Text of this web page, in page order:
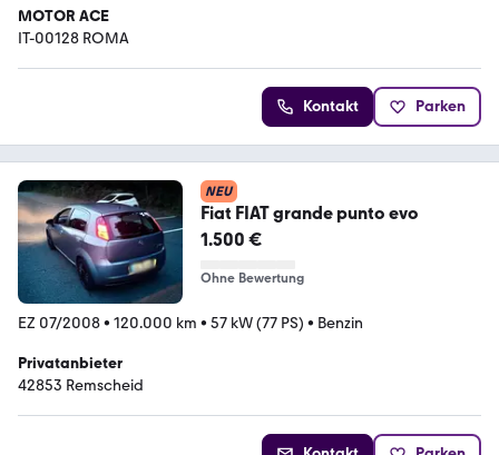
MOTOR ACE
IT-00128 ROMA
Kontakt Parken
NEU
Fiat FIAT grande punto evo
1.500 €
Ohne Bewertung
EZ 07/2008• 120.000 km • 57 kW (77 PS) • Benzin
Privatanbieter
42853 Remscheid